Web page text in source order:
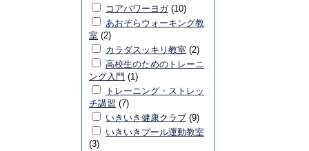
コアパワーヨガ(10)
あおぞらウォーキング教
室 (2)
カラダスッキリ教室 (2)
高校生のためのトレーニ
ング入門 (1)
トレーニング・ストレッ
チ講習 (7)
いきいき健康クラブ (9)
いきいきプール運動教室
(3)